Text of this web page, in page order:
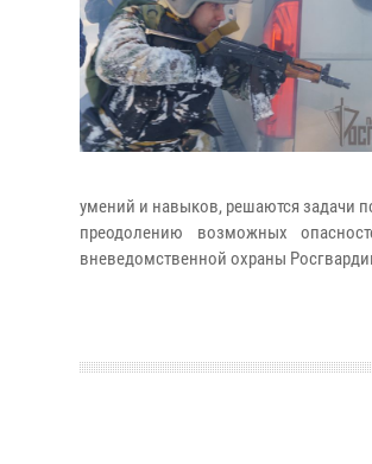
умений и навыков, решаются задачи
преодолению возможных
вневедомственной охраны